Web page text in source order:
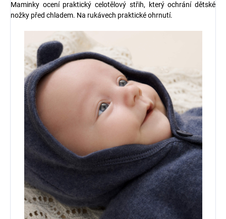
Maminky ocení praktický celotělový střih, který ochrání dětské
nožky před chladem. Na rukávech praktické ohrnutí.